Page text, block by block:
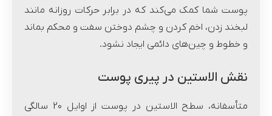
پوست شما کمک می‌کند که در برابر حرکات روزانه مانند
لبخند زدن، اخم کردن و چشم دوختن سفت و محکم بماند
و خطوط و چین‌های دائمی ایجاد نشود.
نقش الاستین در پیری پوست
متأسفانه، سطح الاستین در پوست از اوایل 20 سالگی